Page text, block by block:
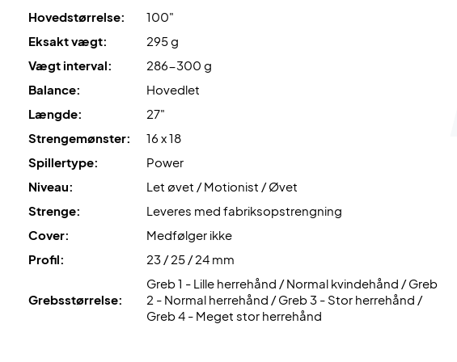
Hovedstørrelse:
100"
Eksakt vægt:
295 g
Vægt interval:
286-300 g
Balance:
Hovedlet
Længde:
27"
Strengemønster:
16 x 18
Spillertype:
Power
Niveau:
Let øvet / Motionist / Øvet
Strenge:
Leveres med fabriksopstrengning
Cover:
Medfølger ikke
Profil:
23 / 25 / 24 mm
Grebsstørrelse:
Greb 1 - Lille herrehånd / Normal kvindehånd / Greb
2 - Normal herrehånd / Greb 3 - Stor herrehånd /
Greb 4 - Meget stor herrehånd